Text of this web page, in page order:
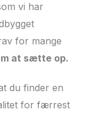
vi har
for mange
at sætte op.
du finder en
for færrest